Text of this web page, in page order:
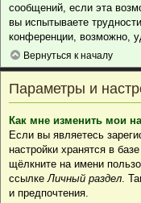
сообщений, если эта
вы испытываете
конференции, возможно,
Вернуться к началу
Параметры и
Как мне изменить мои
Если вы являетесь
настройки хранятся в
щёлкните на имени
ссылкеЛичный раздел.
и предпочтения.